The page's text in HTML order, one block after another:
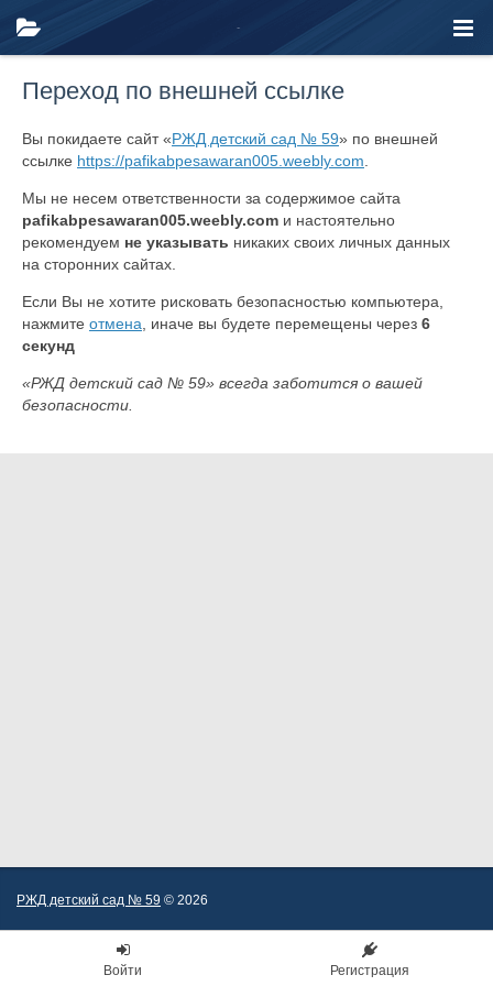
Переход по внешней ссылке
Вы покидаете сайт «РЖД детский сад № 59» по внешней
ссылке https://pafikabpesawaran005.weebly.com
Мы не несем ответственности за содержимое сайта
pafikabpesawaran005.weebly.com и настоятельно
рекомендуем не указывать никаких своих личных данных
на сторонних сайтах.
Если Вы не хотите рисковать безопасностью компьютера,
нажмите отмена , иначе вы будете перемещены через 6
секунд
«РЖД детский сад № 59» всегда заботится о вашей
безопасности.
РЖД детский сад № 59 © 2026
Войти Регистрация